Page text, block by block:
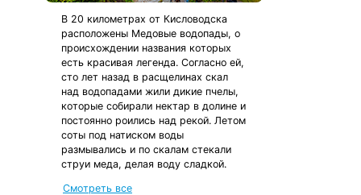
В 20 километрах от Кисловодска
расположены Медовые водопады, о
происхождении названия которых
есть красивая легенда. Согласно ей,
сто лет назад в расщелинах скал
над водопадами жили дикие пчелы,
которые собирали нектар в долине и
постоянно роились над рекой. Летом
соты под натиском воды
размывались и по скалам стекали
струи меда, делая воду сладкой.
Смотреть все